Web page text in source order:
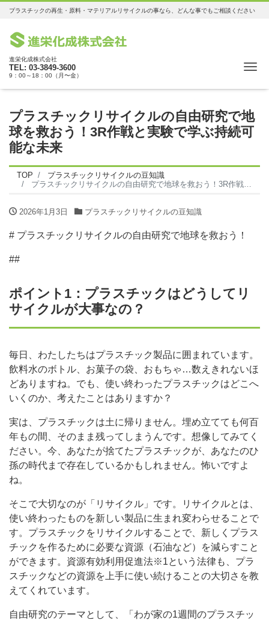
プラスチックの再生・原料・マテリアルリサイクルの事なら、どんな事でもご相談ください
進栄化成株式会社
TEL: 03-3849-3600
9：00～18：00（月〜金）
プラスチックリサイクルの自由研究で地
球を救おう！3R作戦と実験で学ぶ持続可
能な未来
TOP
プラスチックリサイクルの豆知識
プラスチックリサイクルの自由研究で地球を救おう！3R作戦と実験で学ぶ持続可能な未来
2026年1月3日 プラスチックリサイクルの豆知識
# プラスチックリサイクルの自由研究で地球を救おう！
##
ポイント1：プラスチックはどうしてリ
サイクルが大事なの？
毎日、わたしたちはプラスチック製品に囲まれています。
飲料水のボトル、お菓子の袋、おもちゃ…数えきれないほ
どありますね。でも、使い終わったプラスチックはどこへ
いくのか、考えたことはありますか？
実は、プラスチックは土に帰りません。埋め立てても何百
年もの間、そのまま残ってしまうんです。想像してみてく
ださい。今、あなたが捨てたプラスチックが、あなたのひ
孫の時代まで存在しているかもしれません。怖いですよ
ね。
そこで大切なのが「リサイクル」です。リサイクルとは、
使い終わったものを新しい製品に生まれ変わらせることで
す。プラスチックをリサイクルすることで、新しくプラス
チックを作るために必要な資源（石油など）を減らすこと
ができます。資源有効利用促進法※1という法律も、プラ
スチックなどの資源を上手に使い続けることの大切さを教
えてくれています。
自由研究のテーマとして、「わが家の1週間のプラスチッ